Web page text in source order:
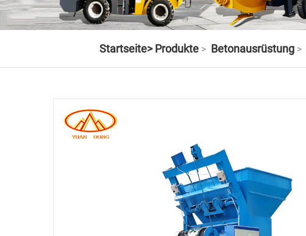
Startseite> Produkte> Betonausrüstung>